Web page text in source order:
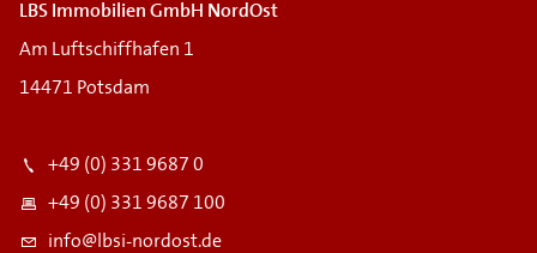
LBS Immobilien GmbH NordOst
Am Luftschiffhafen 1
14471 Potsdam
+49 (0) 331 9687 0
+49 (0) 331 9687 100
info@lbsi-nordost.de